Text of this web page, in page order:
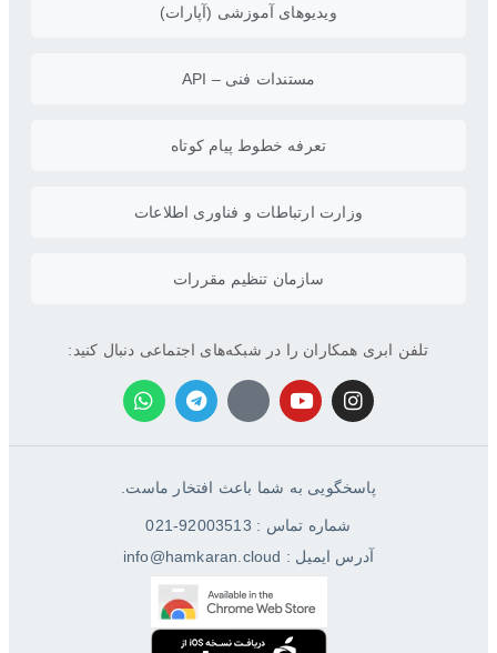
ویدیو‌های آموزشی (آپارات)
مستندات فنی – API
تعرفه خطوط پیام کوتاه
وزارت ارتباطات و فناوری اطلاعات
سازمان تنظیم مقررات
تلفن ابری همکاران را در شبکه‌های اجتماعی دنبال کنید:
پاسخگویی به شما باعث افتخار ماست.
شماره تماس : 92003513-021
آدرس ایمیل : info@hamkaran.cloud